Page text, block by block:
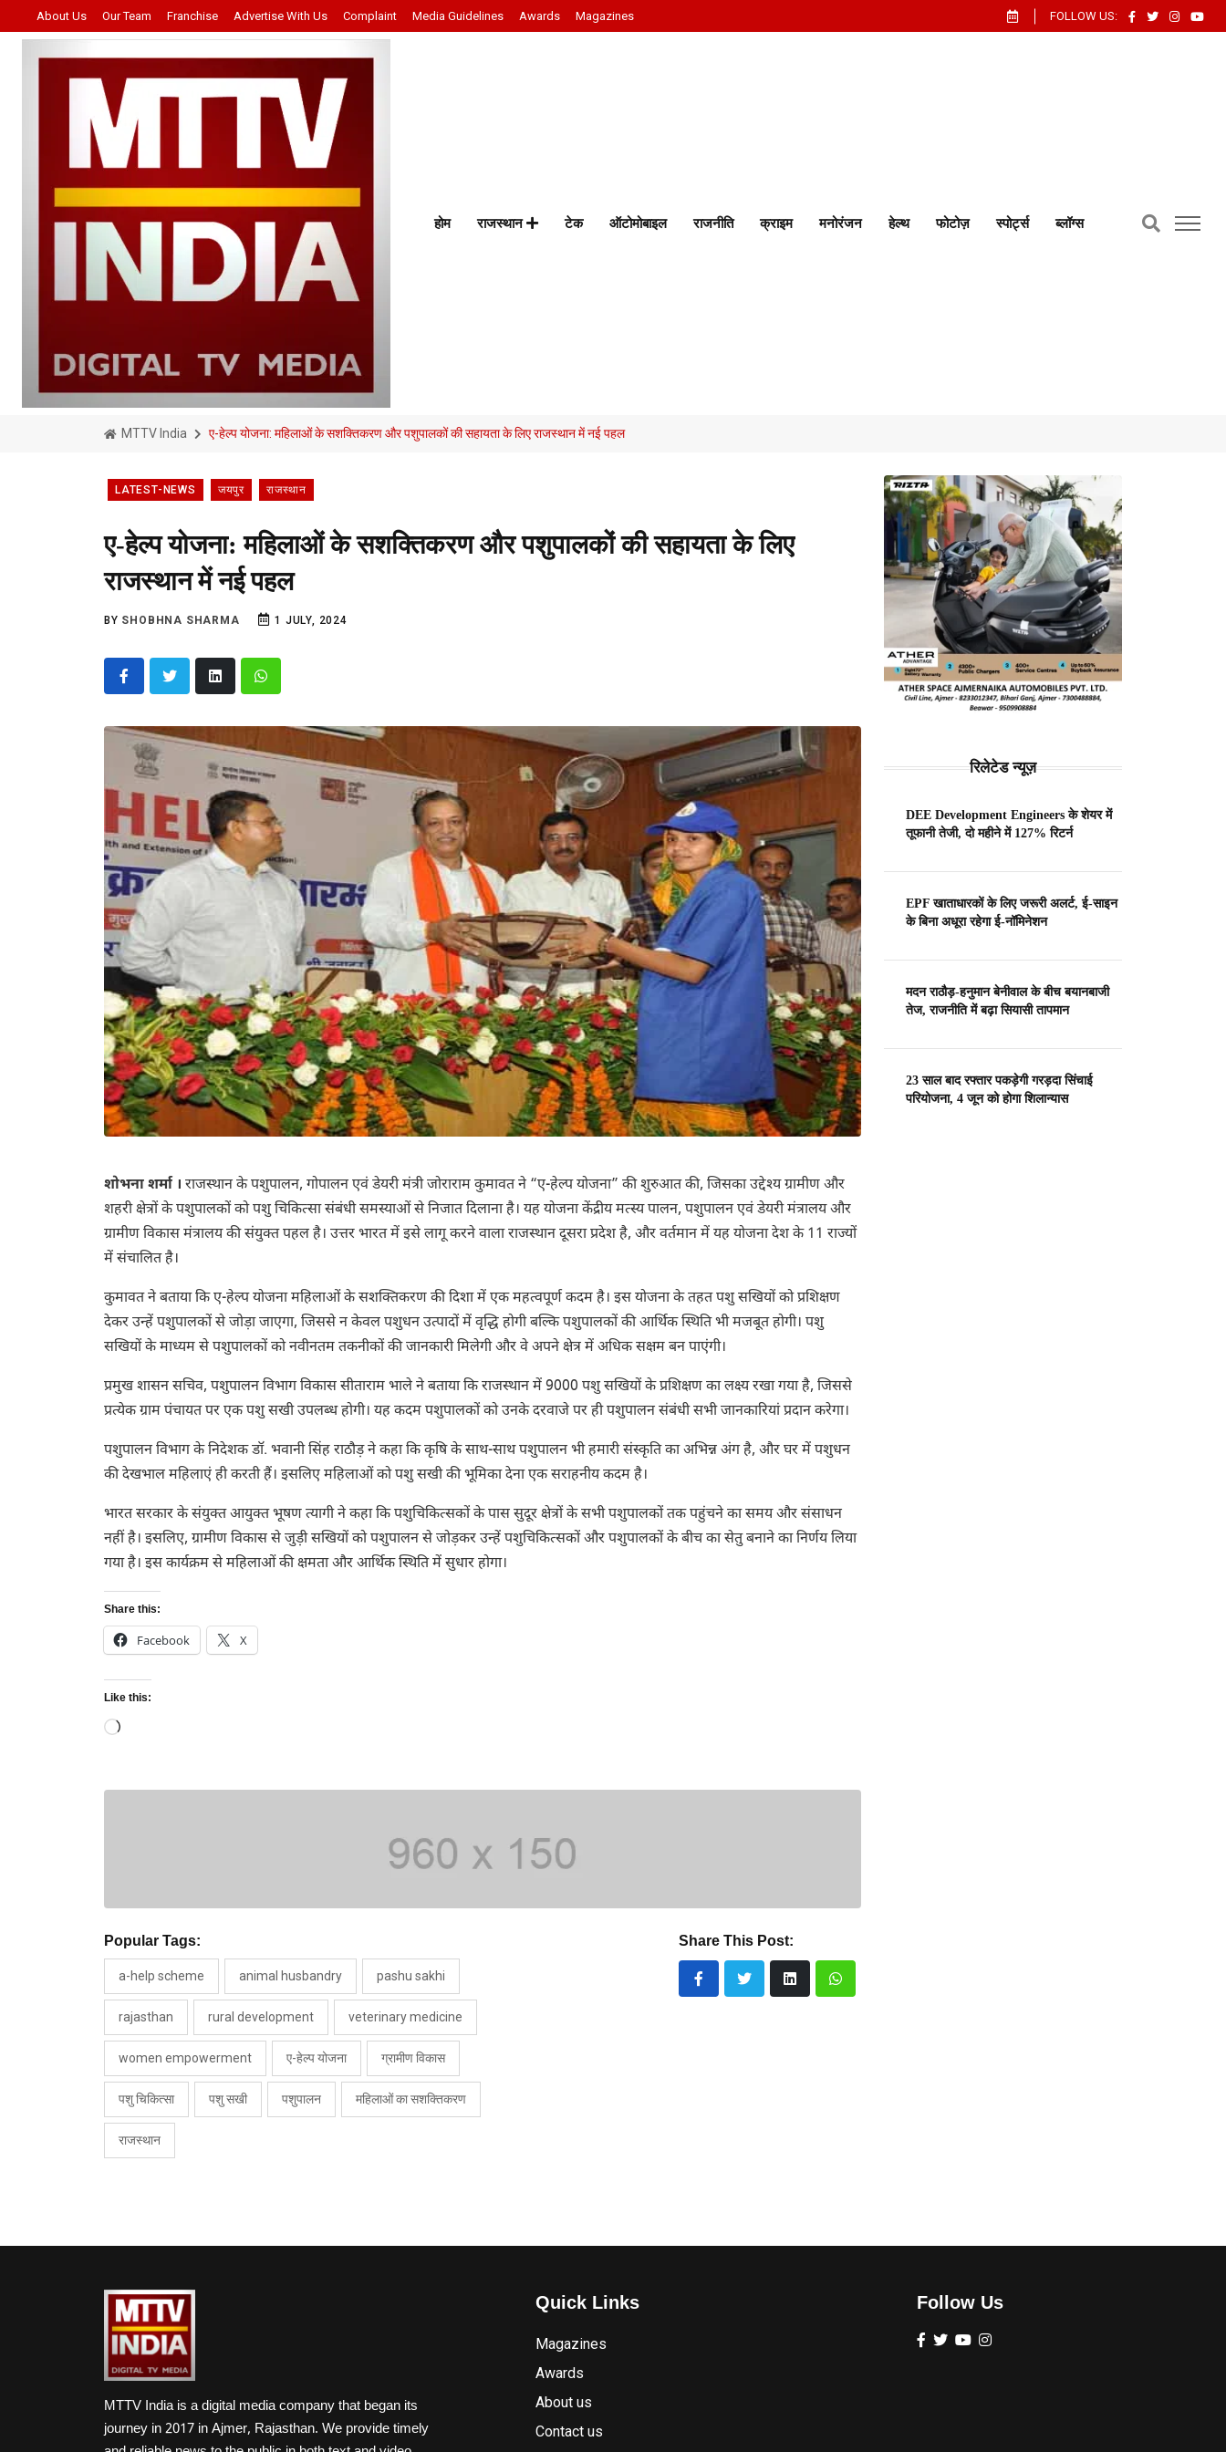
About Us Our Team Franchise Advertise With Us Complaint Media Guidelines Awards Magazines FOLLOW US:
होम राजस्थान टेक ऑटोमोबाइल राजनीति क्राइम मनोरंजन हेल्थ फोटोज़ स्पोर्ट्स ब्लॉग्स
MTTV India ए-हेल्प योजना: महिलाओं के सशक्तिकरण और पशुपालकों की सहायता के लिए राजस्थान में नई पहल
LATEST-NEWS जयपुर राजस्थान
ए-हेल्प योजना: महिलाओं के सशक्तिकरण और पशुपालकों की सहायता के लिए
राजस्थान में नई पहल
BY SHOBHNA SHARMA 1 JULY, 2024
शोभना शर्मा । राजस्थान के पशुपालन, गोपालन एवं डेयरी मंत्री जोराराम कुमावत ने “ए-हेल्प योजना” की शुरुआत की, जिसका उद्देश्य ग्रामीण और
शहरी क्षेत्रों के पशुपालकों को पशु चिकित्सा संबंधी समस्याओं से निजात दिलाना है। यह योजना केंद्रीय मत्स्य पालन, पशुपालन एवं डेयरी मंत्रालय और
ग्रामीण विकास मंत्रालय की संयुक्त पहल है। उत्तर भारत में इसे लागू करने वाला राजस्थान दूसरा प्रदेश है, और वर्तमान में यह योजना देश के 11 राज्यों
में संचालित है।
कुमावत ने बताया कि ए-हेल्प योजना महिलाओं के सशक्तिकरण की दिशा में एक महत्वपूर्ण कदम है। इस योजना के तहत पशु सखियों को प्रशिक्षण
देकर उन्हें पशुपालकों से जोड़ा जाएगा, जिससे न केवल पशुधन उत्पादों में वृद्धि होगी बल्कि पशुपालकों की आर्थिक स्थिति भी मजबूत होगी। पशु
सखियों के माध्यम से पशुपालकों को नवीनतम तकनीकों की जानकारी मिलेगी और वे अपने क्षेत्र में अधिक सक्षम बन पाएंगी।
प्रमुख शासन सचिव, पशुपालन विभाग विकास सीताराम भाले ने बताया कि राजस्थान में 9000 पशु सखियों के प्रशिक्षण का लक्ष्य रखा गया है, जिससे
प्रत्येक ग्राम पंचायत पर एक पशु सखी उपलब्ध होगी। यह कदम पशुपालकों को उनके दरवाजे पर ही पशुपालन संबंधी सभी जानकारियां प्रदान करेगा।
पशुपालन विभाग के निदेशक डॉ. भवानी सिंह राठौड़ ने कहा कि कृषि के साथ-साथ पशुपालन भी हमारी संस्कृति का अभिन्न अंग है, और घर में पशुधन
की देखभाल महिलाएं ही करती हैं। इसलिए महिलाओं को पशु सखी की भूमिका देना एक सराहनीय कदम है।
भारत सरकार के संयुक्त आयुक्त भूषण त्यागी ने कहा कि पशुचिकित्सकों के पास सुदूर क्षेत्रों के सभी पशुपालकों तक पहुंचने का समय और संसाधन
नहीं है। इसलिए, ग्रामीण विकास से जुड़ी सखियों को पशुपालन से जोड़कर उन्हें पशुचिकित्सकों और पशुपालकों के बीच का सेतु बनाने का निर्णय लिया
गया है। इस कार्यक्रम से महिलाओं की क्षमता और आर्थिक स्थिति में सुधार होगा।
Share this:
Facebook X
Like this:
Loading…
Popular Tags:
a-help scheme animal husbandry pashu sakhi
rajasthan rural development veterinary medicine
women empowerment ए-हेल्प योजना ग्रामीण विकास
पशु चिकित्सा पशु सखी पशुपालन महिलाओं का सशक्तिकरण
राजस्थान
Share This Post:
रिलेटेड न्यूज़
DEE Development Engineers के शेयर में
तूफानी तेजी, दो महीने में 127% रिटर्न
EPF खाताधारकों के लिए जरूरी अलर्ट, ई-साइन
के बिना अधूरा रहेगा ई-नॉमिनेशन
मदन राठौड़-हनुमान बेनीवाल के बीच बयानबाजी
तेज, राजनीति में बढ़ा सियासी तापमान
23 साल बाद रफ्तार पकड़ेगी गरड़दा सिंचाई
परियोजना, 4 जून को होगा शिलान्यास
MTTV India is a digital media company that began its
journey in 2017 in Ajmer, Rajasthan. We provide timely
Quick Links
Magazines
Awards
About us
Contact us
Follow Us